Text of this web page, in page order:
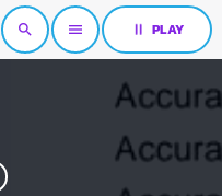
search menu pause PLAY